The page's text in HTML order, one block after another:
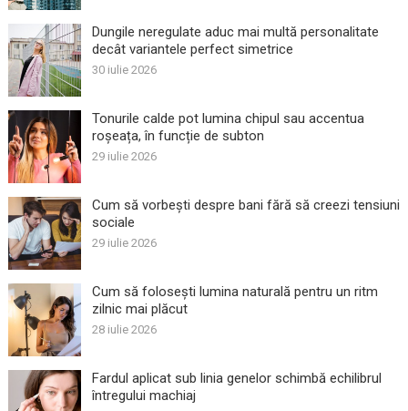
Dungile neregulate aduc mai multă personalitate
decât variantele perfect simetrice
30 iulie 2026
Tonurile calde pot lumina chipul sau accentua
roșeața, în funcție de subton
29 iulie 2026
Cum să vorbești despre bani fără să creezi tensiuni
sociale
29 iulie 2026
Cum să folosești lumina naturală pentru un ritm
zilnic mai plăcut
28 iulie 2026
Fardul aplicat sub linia genelor schimbă echilibrul
întregului machiaj